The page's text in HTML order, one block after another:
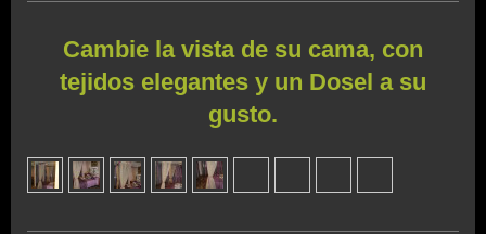
Cambie la vista de su cama, con
tejidos elegantes y un Dosel a su
gusto.